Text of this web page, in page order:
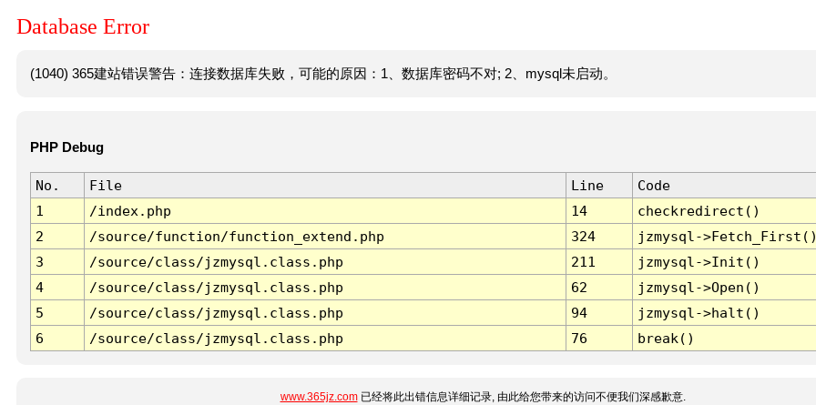
Database Error
(1040) 365建站错误警告：连接数据库失败，可能的原因：1、数据库密码不对; 2、mysql未启动。
PHP Debug
No. File Line
Code
1
/index.php 14
checkredirect()
2
/source/function/function_extend.php 324
jzmysql-
3
/source/class/jzmysql.class.php 211
jzmysql->Init()
4
/source/class/jzmysql.class.php 62
jzmysql->Open()
5
/source/class/jzmysql.class.php 94
jzmysql->halt()
6
/source/class/jzmysql.class.php 76 break()
www.365jz.com已经将此出错信息详细记录, 由此给您带来的访问不便我们深感歉意.